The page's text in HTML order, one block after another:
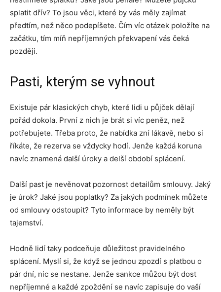
splatit dřív? To jsou věci, které by vás měly zajímat
předtím, než něco podepíšete. Čím víc otázek položíte na
začátku, tím míň nepříjemných překvapení vás čeká
později.
Pasti, kterým se vyhnout
Existuje pár klasických chyb, které lidi u půjček dělají
pořád dokola. První z nich je brát si víc peněz, než
potřebujete. Třeba proto, že nabídka zní lákavě, nebo si
říkáte, že rezerva se vždycky hodí. Jenže každá koruna
navíc znamená další úroky a delší období splácení.
Další past je nevěnovat pozornost detailům smlouvy. Jaký
je úrok? Jaké jsou poplatky? Za jakých podmínek můžete
od smlouvy odstoupit? Tyto informace by neměly být
tajemství.
Hodně lidí taky podceňuje důležitost pravidelného
splácení. Myslí si, že když se jednou zpozdí s platbou o
pár dní, nic se nestane. Jenže sankce můžou být dost
nepříjemné a každé zpoždění se navíc zapisuje do vaší